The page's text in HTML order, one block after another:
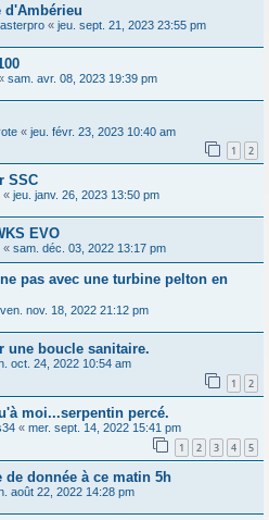
d'Ambérieu
« jeu. sept. 21, 2023 23:55 pm
sam. avr. 08, 2023 19:39 pm
« jeu. févr. 23, 2023 10:40 am
1 2
SSC
« jeu. janv. 26, 2023 13:50 pm
EVO
« sam. déc. 03, 2022 13:17 pm
pas avec une turbine pelton en
ven. nov. 18, 2022 21:12 pm
une boucle sanitaire.
oct. 24, 2022 10:54 am
1 2
moi...serpentin percé.
« mer. sept. 14, 2022 15:41 pm
1 2 3 4 5
de donnée à ce matin 5h
août 22, 2022 14:28 pm